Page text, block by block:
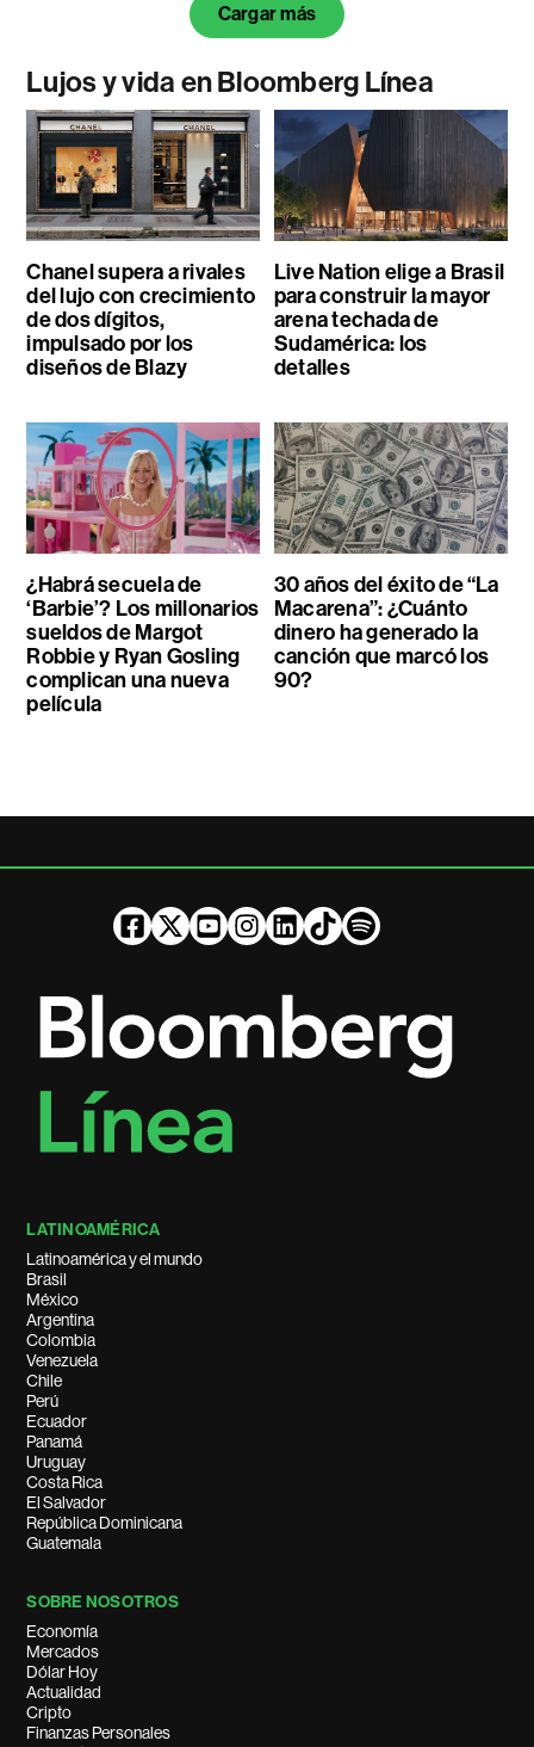
Cargar más
Lujos y vida en Bloomberg Línea
Chanel supera a rivales
del lujo con crecimiento
de dos dígitos,
impulsado por los
diseños de Blazy
Live Nation elige a Brasil
para construir la mayor
arena techada de
Sudamérica: los
detalles
¿Habrá secuela de
‘Barbie’? Los millonarios
sueldos de Margot
Robbie y Ryan Gosling
complican una nueva
película
30 años del éxito de “La
Macarena”: ¿Cuánto
dinero ha generado la
canción que marcó los
90?
LATINOAMÉRICA
Latinoamérica y el mundo
Brasil
México
Argentina
Colombia
Venezuela
Chile
Perú
Ecuador
Panamá
Uruguay
Costa Rica
El Salvador
República Dominicana
Guatemala
SOBRE NOSOTROS
Economía
Mercados
Dólar Hoy
Actualidad
Cripto
Finanzas Personales